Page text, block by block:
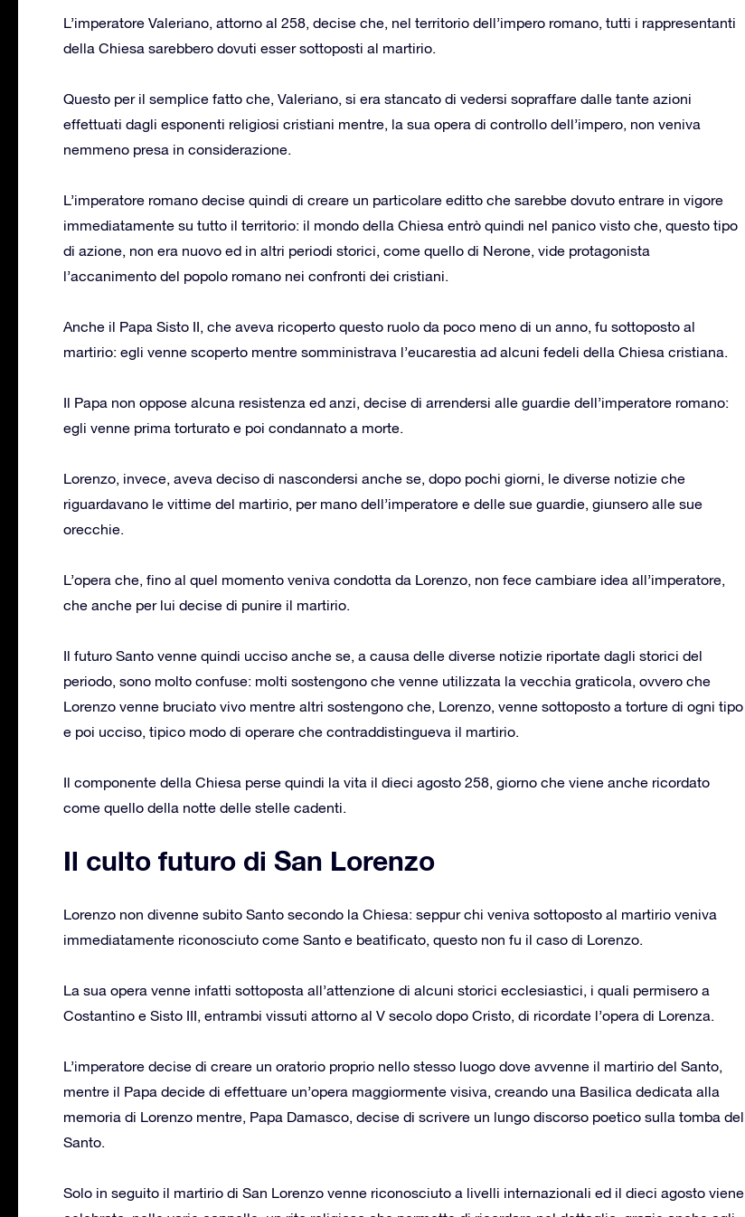
L’imperatore Valeriano, attorno al 258, decise che, nel territorio dell’impero romano, tutti i rappresentanti
della Chiesa sarebbero dovuti esser sottoposti al martirio.
Questo per il semplice fatto che, Valeriano, si era stancato di vedersi sopraffare dalle tante azioni
effettuati dagli esponenti religiosi cristiani mentre, la sua opera di controllo dell’impero, non veniva
nemmeno presa in considerazione.
L’imperatore romano decise quindi di creare un particolare editto che sarebbe dovuto entrare in vigore
immediatamente su tutto il territorio: il mondo della Chiesa entrò quindi nel panico visto che, questo tipo
di azione, non era nuovo ed in altri periodi storici, come quello di Nerone, vide protagonista
l’accanimento del popolo romano nei confronti dei cristiani.
Anche il Papa Sisto II, che aveva ricoperto questo ruolo da poco meno di un anno, fu sottoposto al
martirio: egli venne scoperto mentre somministrava l’eucarestia ad alcuni fedeli della Chiesa cristiana.
Il Papa non oppose alcuna resistenza ed anzi, decise di arrendersi alle guardie dell’imperatore romano:
egli venne prima torturato e poi condannato a morte.
Lorenzo, invece, aveva deciso di nascondersi anche se, dopo pochi giorni, le diverse notizie che
riguardavano le vittime del martirio, per mano dell’imperatore e delle sue guardie, giunsero alle sue
orecchie.
L’opera che, fino al quel momento veniva condotta da Lorenzo, non fece cambiare idea all’imperatore,
che anche per lui decise di punire il martirio.
Il futuro Santo venne quindi ucciso anche se, a causa delle diverse notizie riportate dagli storici del
periodo, sono molto confuse: molti sostengono che venne utilizzata la vecchia graticola, ovvero che
Lorenzo venne bruciato vivo mentre altri sostengono che, Lorenzo, venne sottoposto a torture di ogni tipo
e poi ucciso, tipico modo di operare che contraddistingueva il martirio.
Il componente della Chiesa perse quindi la vita il dieci agosto 258, giorno che viene anche ricordato
come quello della notte delle stelle cadenti.
Il culto futuro di San Lorenzo
Lorenzo non divenne subito Santo secondo la Chiesa: seppur chi veniva sottoposto al martirio veniva
immediatamente riconosciuto come Santo e beatificato, questo non fu il caso di Lorenzo.
La sua opera venne infatti sottoposta all’attenzione di alcuni storici ecclesiastici, i quali permisero a
Costantino e Sisto III, entrambi vissuti attorno al V secolo dopo Cristo, di ricordate l’opera di Lorenza.
L’imperatore decise di creare un oratorio proprio nello stesso luogo dove avvenne il martirio del Santo,
mentre il Papa decide di effettuare un’opera maggiormente visiva, creando una Basilica dedicata alla
memoria di Lorenzo mentre, Papa Damasco, decise di scrivere un lungo discorso poetico sulla tomba del
Santo.
Solo in seguito il martirio di San Lorenzo venne riconosciuto a livelli internazionali ed il dieci agosto viene